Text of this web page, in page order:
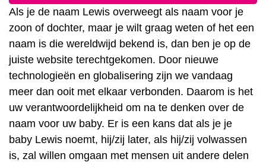
Als je de naam Lewis overweegt als naam voor je
zoon of dochter, maar je wilt graag weten of het een
naam is die wereldwijd bekend is, dan ben je op de
juiste website terechtgekomen. Door nieuwe
technologieën en globalisering zijn we vandaag
meer dan ooit met elkaar verbonden. Daarom is het
uw verantwoordelijkheid om na te denken over de
naam voor uw baby. Er is een kans dat als je je
baby Lewis noemt, hij/zij later, als hij/zij volwassen
is, zal willen omgaan met mensen uit andere delen